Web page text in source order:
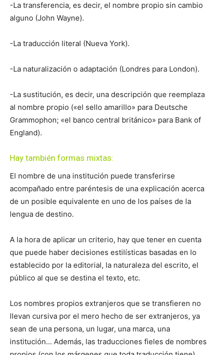
-La transferencia, es decir, el nombre propio sin cambio
alguno (John Wayne).
-La traducción literal (Nueva York).
-La naturalización o adaptación (Londres para London).
-La sustitución, es decir, una descripción que reemplaza
al nombre propio («el sello amarillo» para Deutsche
Grammophon; «el banco central británico» para Bank of
England).
Hay también formas mixtas:
El nombre de una institución puede transferirse
acompañado entre paréntesis de una explicación acerca
de un posible equivalente en uno de los países de la
lengua de destino.
A la hora de aplicar un criterio, hay que tener en cuenta
que puede haber decisiones estilísticas basadas en lo
establecido por la editorial, la naturaleza del escrito, el
público al que se destina el texto, etc.
Los nombres propios extranjeros que se transfieren no
llevan cursiva por el mero hecho de ser extranjeros, ya
sean de una persona, un lugar, una marca, una
institución… Además, las traducciones fieles de nombres